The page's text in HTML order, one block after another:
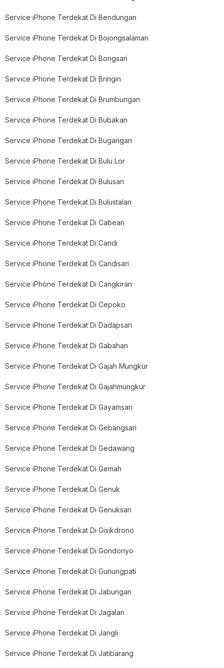
Service iPhone Terdekat Di Bendungan
Service iPhone Terdekat Di Bojongsalaman
Service iPhone Terdekat Di Bongsari
Service iPhone Terdekat Di Bringin
Service iPhone Terdekat Di Brumbungan
Service iPhone Terdekat Di Bubakan
Service iPhone Terdekat Di Bugangan
Service iPhone Terdekat Di Bulu Lor
Service iPhone Terdekat Di Bulusan
Service iPhone Terdekat Di Bulustalan
Service iPhone Terdekat Di Cabean
Service iPhone Terdekat Di Candi
Service iPhone Terdekat Di Candisari
Service iPhone Terdekat Di Cangkiran
Service iPhone Terdekat Di Cepoko
Service iPhone Terdekat Di Dadapsari
Service iPhone Terdekat Di Gabahan
Service iPhone Terdekat Di Gajah Mungkur
Service iPhone Terdekat Di Gajahmungkur
Service iPhone Terdekat Di Gayamsari
Service iPhone Terdekat Di Gebangsari
Service iPhone Terdekat Di Gedawang
Service iPhone Terdekat Di Gemah
Service iPhone Terdekat Di Genuk
Service iPhone Terdekat Di Genuksari
Service iPhone Terdekat Di Gisikdrono
Service iPhone Terdekat Di Gondoriyo
Service iPhone Terdekat Di Gunungpati
Service iPhone Terdekat Di Jabungan
Service iPhone Terdekat Di Jagalan
Service iPhone Terdekat Di Jangli
Service iPhone Terdekat Di Jatibarang